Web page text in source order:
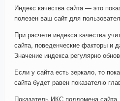
Индекс качества сайта — это
полезен ваш сайт для
При расчете индекса качества
сайта, поведенческие факторы и
Значение индекса регулярно
Если у сайта есть зеркало, то
сайта будет равен показателю
Показатель ИКС поддомена